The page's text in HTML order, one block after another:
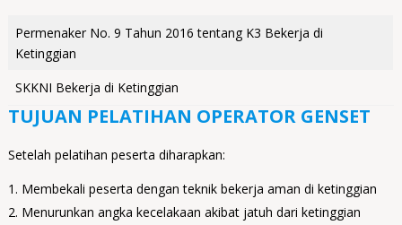
Permenaker No. 9 Tahun 2016 tentang K3 Bekerja di
Ketinggian
SKKNI Bekerja di Ketinggian
TUJUAN PELATIHAN OPERATOR GENSET
Setelah pelatihan peserta diharapkan:
Membekali peserta dengan teknik bekerja aman di ketinggian
Menurunkan angka kecelakaan akibat jatuh dari ketinggian